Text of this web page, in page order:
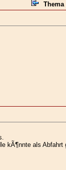
Thema
kÃ¶nnte als Abfahrt